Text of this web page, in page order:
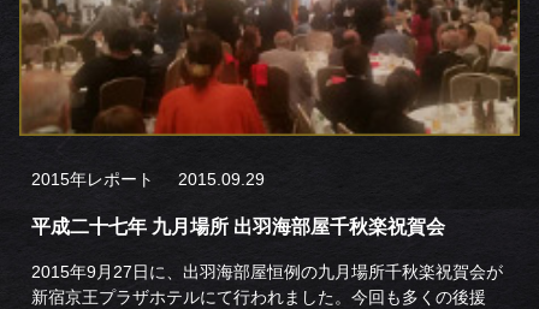
2015年レポート 2015.09.29
平成二十七年 九月場所 出羽海部屋千秋楽祝賀会
2015年9月27日に、出羽海部屋恒例の九月場所千秋楽祝賀会が
新宿京王プラザホテルにて行われました。今回も多くの後援